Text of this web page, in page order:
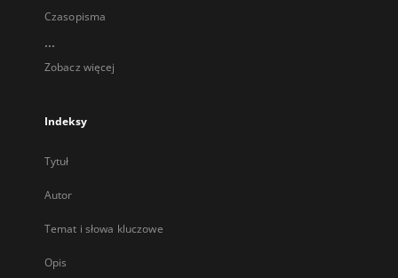
Czasopisma
...
Zobacz więcej
Indeksy
Tytuł
Autor
Temat i słowa kluczowe
Opis